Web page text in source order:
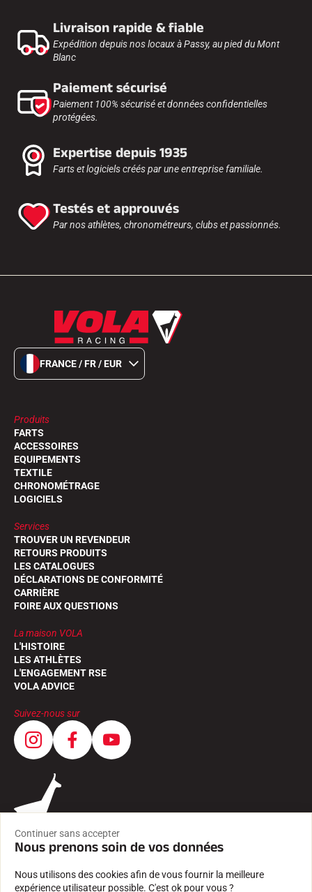
Livraison rapide & fiable
Expédition depuis nos locaux à Passy, au pied du Mont
Blanc
Paiement sécurisé
Paiement 100% sécurisé et données confidentielles
protégées.
Expertise depuis 1935
Farts et logiciels créés par une entreprise familiale.
Testés et approuvés
Par nos athlètes, chronométreurs, clubs et passionnés.
FRANCE / FR / EUR
Produits
FARTS
ACCESSOIRES
EQUIPEMENTS
TEXTILE
CHRONOMÉTRAGE
LOGICIELS
Services
TROUVER UN REVENDEUR
RETOURS PRODUITS
LES CATALOGUES
DÉCLARATIONS DE CONFORMITÉ
CARRIÈRE
FOIRE AUX QUESTIONS
La maison VOLA
L'HISTOIRE
LES ATHLÈTES
L'ENGAGEMENT RSE
VOLA ADVICE
Suivez-nous sur
Continuer sans accepter
Nous prenons soin de vos données
Nous utilisons des cookies afin de vous fournir la meilleure
expérience utilisateur possible. C'est ok pour vous ?